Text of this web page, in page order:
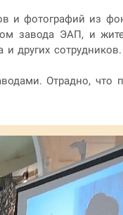
и фотографий из
завода ЭАП, и
других
Отрадно, что